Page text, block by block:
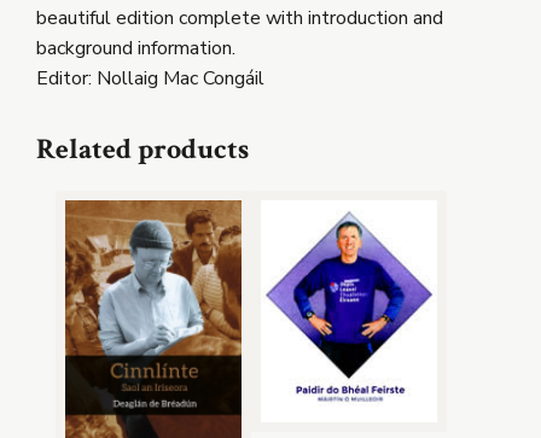
beautiful edition complete with introduction and
background information.
Editor: Nollaig Mac Congáil
Related products